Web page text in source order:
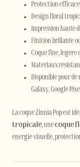
Protection
Design floral
Impression haute
Finition brillante
Coque fine, légère
Matériaux
Disponible pour
Galaxy, Google
La coque Zinnia Pop est
tropicale, unecoque
énergie visuelle,